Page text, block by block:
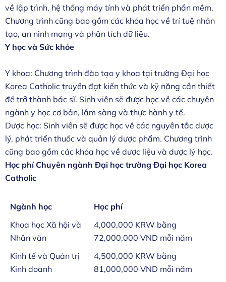
về lập trình, hệ thống máy tính và phát triển phần mềm.
Chương trình cũng bao gồm các khóa học về trí tuệ nhân
tạo, an ninh mạng và phân tích dữ liệu.
Y học và Sức khỏe
Y khoa: Chương trình đào tạo y khoa tại trường Đại học
Korea Catholic truyền đạt kiến thức và kỹ năng cần thiết
để trở thành bác sĩ. Sinh viên sẽ được học về các chuyên
ngành y học cơ bản, lâm sàng và thực hành y tế.
Dược học: Sinh viên sẽ được học về các nguyên tắc dược
lý, phát triển thuốc và quản lý dược phẩm. Chương trình
cũng bao gồm các khóa học về dược liệu và dược lý học.
Học phí Chuyên ngành Đại học trường Đại học Korea
Catholic
Ngành học
Học phí
Khoa học Xã hội và
Nhân văn
4,000,000 KRW bằng
72,000,000 VND mỗi năm
Kinh tế và Quản trị
Kinh doanh
4,500,000 KRW bằng
81,000,000 VND mỗi năm